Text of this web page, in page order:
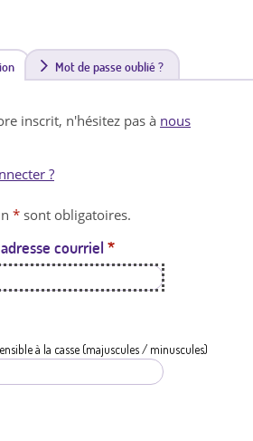
(
n
t
a
t
i
Mot de passe oublié ?
inscrit, n'hésitez pas à nous
?
* sont obligatoires.
courriel *
à la casse (majuscules / minuscules)